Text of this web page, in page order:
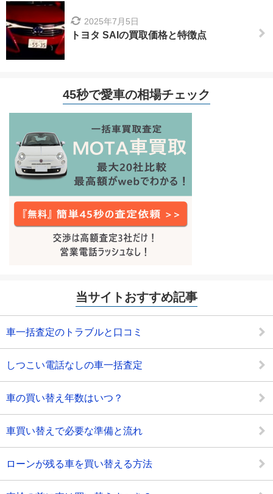
2025年7月5日
トヨタ SAIの買取価格と特徴点
45秒で愛車の相場チェック
当サイトおすすめ記事
車一括査定のトラブルと口コミ
しつこい電話なしの車一括査定
車の買い替え年数はいつ？
車買い替えで必要な準備と流れ
ローンが残る車を買い替える方法